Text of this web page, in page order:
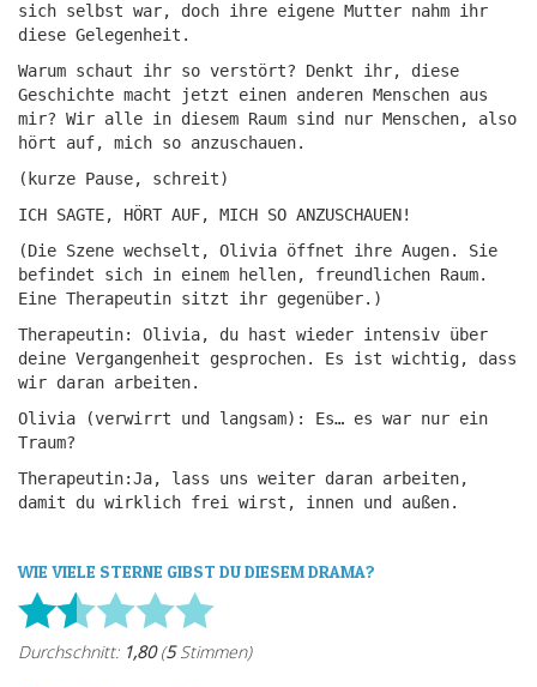
sich selbst war, doch ihre eigene Mutter nahm ihr
diese Gelegenheit.
Warum schaut ihr so verstört? Denkt ihr, diese
Geschichte macht jetzt einen anderen Menschen aus
mir? Wir alle in diesem Raum sind nur Menschen, also
hört auf, mich so anzuschauen.
(kurze Pause, schreit)
ICH SAGTE, HÖRT AUF, MICH SO ANZUSCHAUEN!
(Die Szene wechselt, Olivia öffnet ihre Augen. Sie
befindet sich in einem hellen, freundlichen Raum.
Eine Therapeutin sitzt ihr gegenüber.)
Therapeutin: Olivia, du hast wieder intensiv über
deine Vergangenheit gesprochen. Es ist wichtig, dass
wir daran arbeiten.
Olivia (verwirrt und langsam): Es… es war nur ein
Traum?
Therapeutin:Ja, lass uns weiter daran arbeiten,
damit du wirklich frei wirst, innen und außen.
WIE VIELE STERNE GIBST DU DIESEM DRAMA?